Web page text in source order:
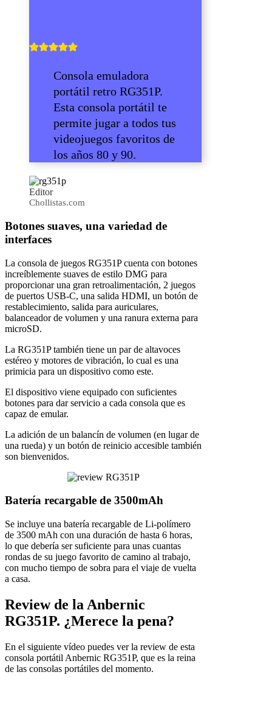
Consola emuladora
portátil retro RG351P.
Esta consola portátil te
permite jugar a todos tus
videojuegos favoritos de
los años 80 y 90.
Editor
Chollistas.com
Botones suaves, una variedad de
interfaces
La consola de juegos RG351P cuenta con botones
increíblemente suaves de estilo DMG para
proporcionar una gran retroalimentación, 2 juegos
de puertos USB-C, una salida HDMI, un botón de
restablecimiento, salida para auriculares,
balanceador de volumen y una ranura externa para
microSD.
La RG351P también tiene un par de altavoces
estéreo y motores de vibración, lo cual es una
primicia para un dispositivo como este.
El dispositivo viene equipado con suficientes
botones para dar servicio a cada consola que es
capaz de emular.
La adición de un balancín de volumen (en lugar de
una rueda) y un botón de reinicio accesible también
son bienvenidos.
Batería recargable de 3500mAh
Se incluye una batería recargable de Li-polímero
de 3500 mAh con una duración de hasta 6 horas,
lo que debería ser suficiente para unas cuantas
rondas de su juego favorito de camino al trabajo,
con mucho tiempo de sobra para el viaje de vuelta
a casa.
Review de la Anbernic
RG351P. ¿Merece la pena?
En el siguiente vídeo puedes ver la review de esta
consola portátil Anbernic RG351P, que es la reina
de las consolas portátiles del momento.